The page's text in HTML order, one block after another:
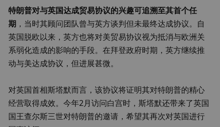
特朗普对与英国达成贸易协议的兴趣可追溯至其首个任
期 ，当时其顾问团队曾与英方谈判但未最终达成协议。自
英国脱欧以来，英方也将对美贸易协议视为抵消与欧洲关
系弱化造成的影响的手段。在拜登政府时期，英方继续推
动与美达成协议，但进展甚微。
对英国首相斯塔默而言，该协议将证明其对特朗普的精心
经营取得成效。今年2月访问白宫时，斯塔默还带来了英国
国王查尔斯三世对特朗普的邀请，希望其再次对英国进行